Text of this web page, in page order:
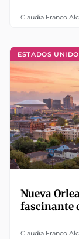
Claudia Franco
ESTADOS
Nueva
fascinante
Claudia Franco